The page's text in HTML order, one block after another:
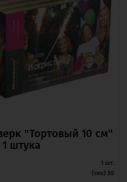
"Тортовый 10 см"
штука
1 шт.
(сек) 30